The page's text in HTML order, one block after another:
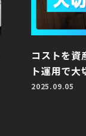
コストを
ト運用で
2025.09.05